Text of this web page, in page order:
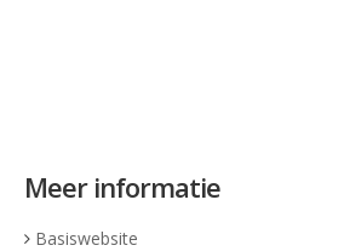
Meer informatie
Basiswebsite